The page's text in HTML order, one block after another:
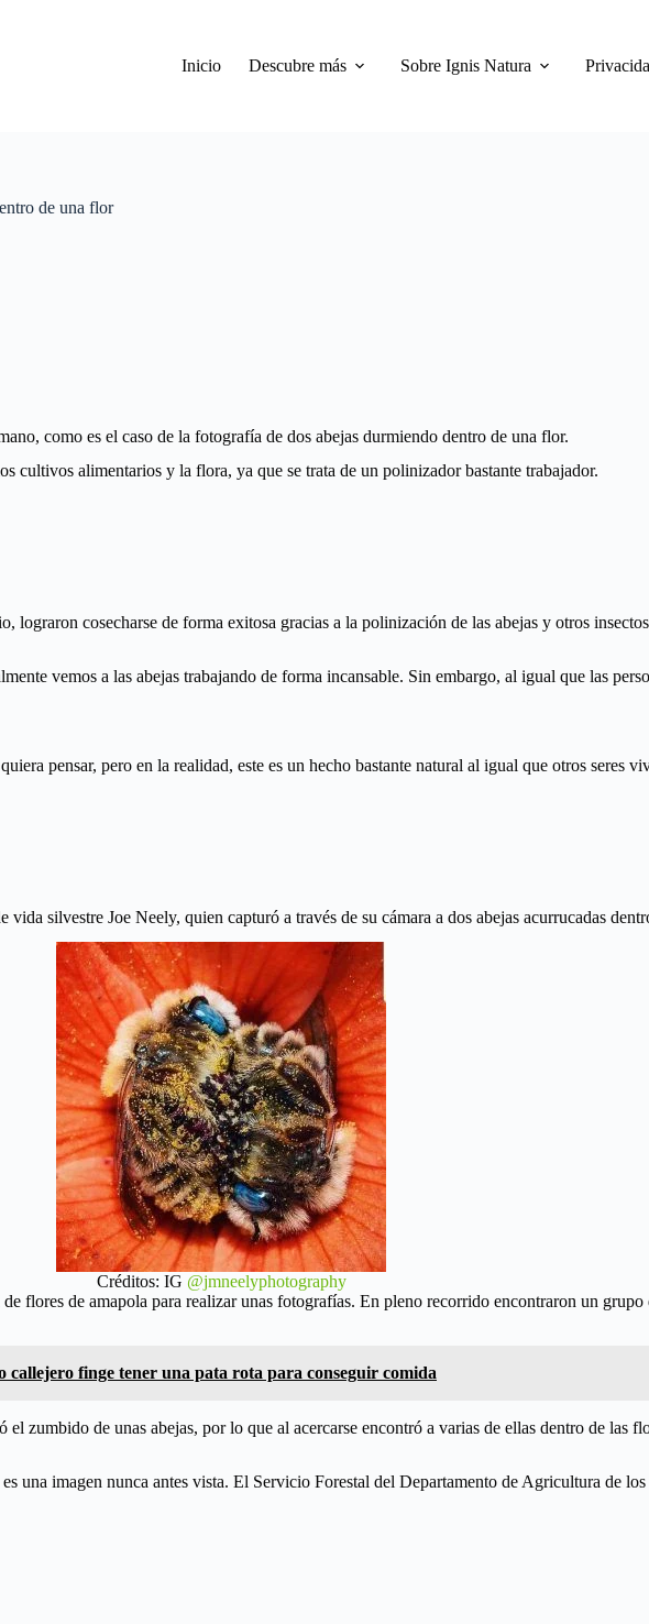
Inicio
Descubre más Sobre Ignis Natura
de una flor
como es el caso de la fotografía de dos abejas durmiendo dentro de una flor.
cultivos alimentarios y la flora, ya que se trata de un polinizador bastante trabajador.
lograron cosecharse de forma exitosa gracias a la polinización de las abejas y otros
vemos a las abejas trabajando de forma incansable. Sin embargo, al igual que las
pensar, pero en la realidad, este es un hecho bastante natural al igual que otros seres
silvestre Joe Neely, quien capturó a través de su cámara a dos abejas acurrucadas
Créditos: IG @jmneelyphotography
flores de amapola para realizar unas fotografías. En pleno recorrido encontraron un
callejero finge tener una pata rota para conseguir comida
zumbido de unas abejas, por lo que al acercarse encontró a varias de ellas dentro de las
una imagen nunca antes vista. El Servicio Forestal del Departamento de Agricultura de